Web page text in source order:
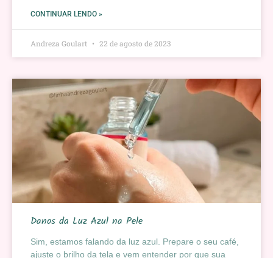
CONTINUAR LENDO »
Andreza Goulart 22 de agosto de 2023
Danos da Luz Azul na Pele
Sim, estamos falando da luz azul. Prepare o seu café,
ajuste o brilho da tela e vem entender por que sua